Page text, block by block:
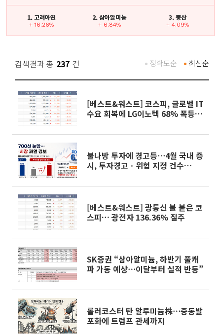
1. 고려아연
+ 16.26%
2. 삼아알미늄
+ 6.84%
3. 풍산
+ 4.09%
검색결과 총 237 건 최신순
정확도순
[베스트&워스트] 코스피, 글로벌 IT
수요 회복에 LG이노텍 68% 폭등·
불나방 투자에 경고등⋯4월 국내 증
시, 투자경고ㆍ위험 지정 건수
[베스트&워스트] 광통신 불 붙은 코
스피… 광전자 136.36% 질주
SK증권 “삼아알미늄, 하반기 풀캐
파 가동 예상⋯이달부터 실적 반등”
롤러코스터 탄 알루미늄株⋯중동발
포화에 트럼프 관세까지